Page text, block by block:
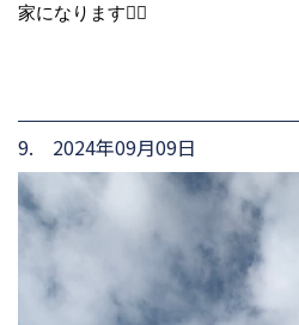
家になります🙆‍♂️
9. 2024年09月09日